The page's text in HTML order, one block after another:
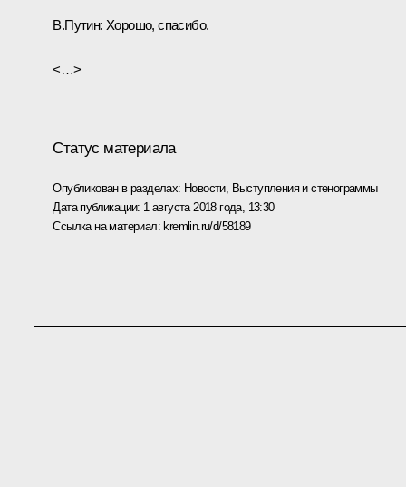
В.Путин: Хорошо, спасибо.
<…>
Статус материала
Опубликован в разделах: Новости, Выступления и стенограммы
Дата публикации: 1 августа 2018 года, 13:30
Ссылка на материал: kremlin.ru/d/58189